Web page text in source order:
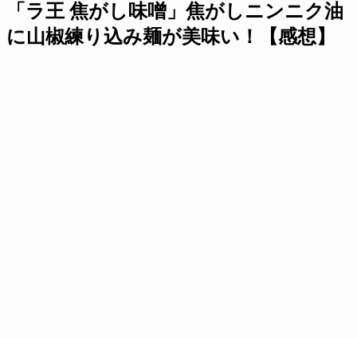
「ラ王 焦がし味噌」焦がしニンニク油
に山椒練り込み麺が美味い！【感想】